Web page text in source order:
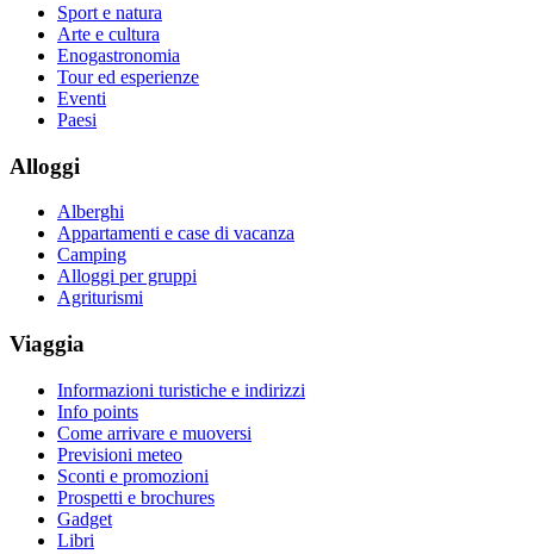
Sport e natura
Arte e cultura
Enogastronomia
Tour ed esperienze
Eventi
Paesi
Alloggi
Alberghi
Appartamenti e case di vacanza
Camping
Alloggi per gruppi
Agriturismi
Viaggia
Informazioni turistiche e indirizzi
Info points
Come arrivare e muoversi
Previsioni meteo
Sconti e promozioni
Prospetti e brochures
Gadget
Libri